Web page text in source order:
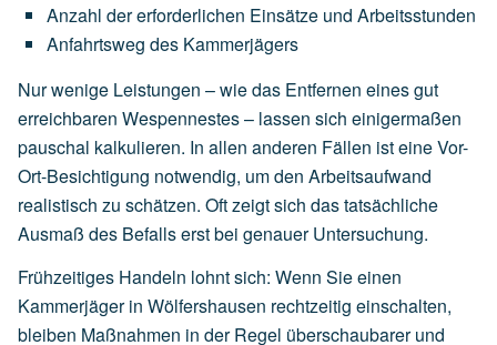
Anzahl dererforderlichen Einsätze und Arbeitsstunden
Anfahrtsweg des Kammerjägers
Nur wenige Leistungen – wie das Entfernen eines gut
erreichbaren Wespennestes – lassen sich einigermaßen
pauschal kalkulieren. In allen anderen Fällen ist eine Vor-
Ort-Besichtigung notwendig, um den Arbeitsaufwand
realistisch zu schätzen. Oft zeigt sich das tatsächliche
Ausmaß des Befalls erst bei genauer Untersuchung.
Frühzeitiges Handeln lohnt sich: Wenn Sie einen
Kammerjäger in Wölfershausen rechtzeitig einschalten,
bleiben Maßnahmen in der Regel überschaubarer und